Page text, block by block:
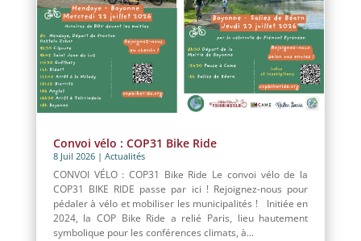
Convoi vélo : COP31 Bike Ride
8 Juil 2026| Actualités
CONVOI VÉLO : COP31 Bike Ride Le convoi vélo de la
COP31 BIKE RIDE passe par ici ! Rejoignez-nous pour
pédaler à vélo et mobiliser les municipalités ! Initiée en
2024, la COP Bike Ride a relié Paris, lieu hautement
symbolique pour les conférences climats, à...